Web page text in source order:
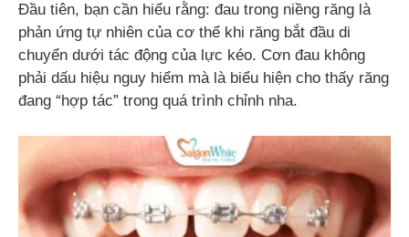
Đầu tiên, bạn cần hiểu rằng: đau trong niềng răng là
phản ứng tự nhiên của cơ thể khi răng bắt đầu di
chuyển dưới tác động của lực kéo. Cơn đau không
phải dấu hiệu nguy hiểm mà là biểu hiện cho thấy răng
đang “hợp tác” trong quá trình chỉnh nha.